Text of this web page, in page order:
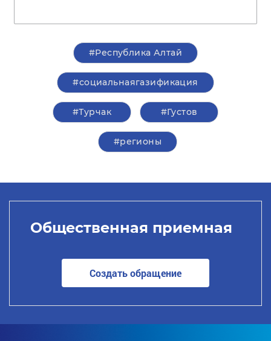
#Республика Алтай
#социальнаягазификация
#Турчак #Густов
#регионы
Общественная приемная
Создать обращение